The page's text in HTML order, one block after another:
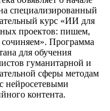
специализированный
курс «ИИ для
проектов: пишем,
Программа
для обучения
гуманитарной и
сферы методам
нейросетевыми
контента.